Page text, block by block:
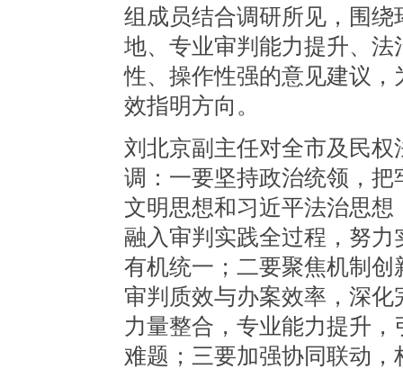
组成员结合调研所见，围
地、专业审判能力提升、
性、操作性强的意见建议
效指明方向。
刘北京副主任对全市及民
调：一要坚持政治统领，
文明思想和习近平法治思
融入审判实践全过程，努
有机统一；二要聚焦机制
审判质效与办案效率，深
力量整合，专业能力提升
难题；三要加强协同联动